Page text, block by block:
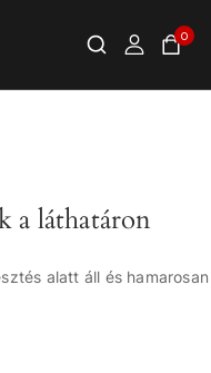
0
a láthatáron
alatt áll és hamarosan